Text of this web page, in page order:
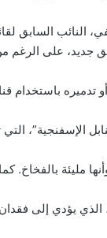
السابق
جديد، على الرغم
تدميره باستخدام
التي
مليئة بالفخاخ.
يؤدي إلى